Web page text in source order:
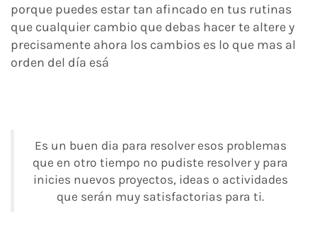
porque puedes estar tan afincado en tus rutinas
que cualquier cambio que debas hacer te altere y
precisamente ahora los cambios es lo que mas al
orden del día esá
Es un buen dia para resolver esos problemas
que en otro tiempo no pudiste resolver y para
inicies nuevos proyectos, ideas o actividades
que serán muy satisfactorias para ti.